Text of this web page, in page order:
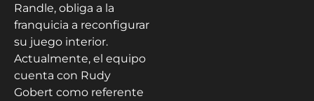
Randle, obliga a la
franquicia a reconfigurar
su juego interior.
Actualmente, el equipo
cuenta con Rudy
Gobert como referente